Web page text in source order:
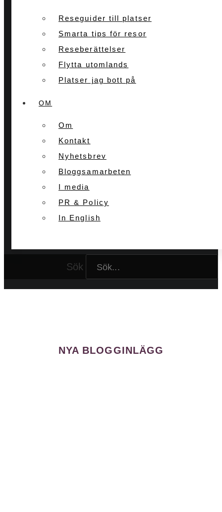
Reseguider till platser
Smarta tips för resor
Reseberättelser
Flytta utomlands
Platser jag bott på
OM
Om
Kontakt
Nyhetsbrev
Bloggsamarbeten
I media
PR & Policy
In English
Sök
NYA BLOGGINLÄGG